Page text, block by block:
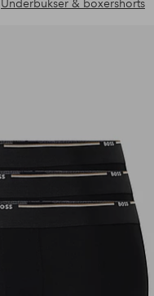
Underbukser & boxershorts